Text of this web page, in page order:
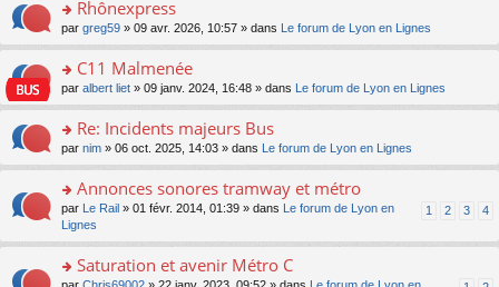
ré
c
e
lu
pl
s
ré
c
nt
e
n
o
n
le
u
s
ré
e
nt
e
s
g
e
n
o
lu
pl
u
ré
e
ult
er
le
m
e
a
g
e
n
n
pl
o
n
ult
er
le
m
e
a
g
e
n
o
Rhônexpress
par greg59 » 09 avr. 2026, 10:57 » dans Le forum de Lyon en Lignes
o
n
ult
er
le
m
e
s
g
C11 Malmenée
par albert liet » 09 janv. 2024, 16:48 » dans Le forum de Lyon en Lignes
o
n
ult
er
le
m
e
s
Re: Incidents majeurs Bus
par nim » 06 oct. 2025, 14:03 » dans Le forum de Lyon en Lignes
o
s
er
Annonces sonores tramway et métro
1 2 3 4
par Le Rail » 01 févr. 2014, 01:39 » dans
Le forum de Lyon en
Lignes
Saturation et avenir Métro C